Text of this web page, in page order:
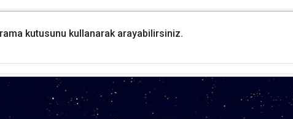
kutusunu kullanarak arayabilirsiniz.